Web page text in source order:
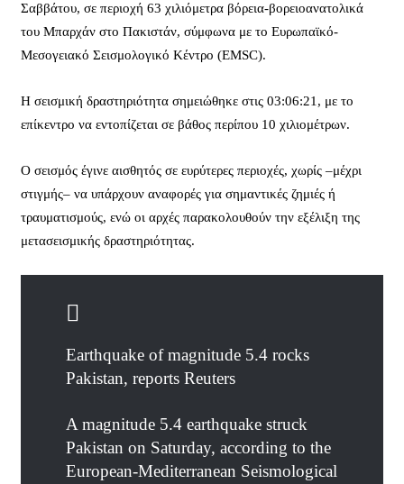
Σαββάτου, σε περιοχή 63 χιλιόμετρα βόρεια-βορειοανατολικά
του Μπαρχάν στο Πακιστάν, σύμφωνα με το Ευρωπαϊκό-
Μεσογειακό Σεισμολογικό Κέντρο (EMSC).
Η σεισμική δραστηριότητα σημειώθηκε στις 03:06:21, με το
επίκεντρο να εντοπίζεται σε βάθος περίπου 10 χιλιομέτρων.
Ο σεισμός έγινε αισθητός σε ευρύτερες περιοχές, χωρίς –μέχρι
στιγμής– να υπάρχουν αναφορές για σημαντικές ζημιές ή
τραυματισμούς, ενώ οι αρχές παρακολουθούν την εξέλιξη της
μετασεισμικής δραστηριότητας.
Earthquake of magnitude 5.4 rocks
Pakistan, reports Reuters
A magnitude 5.4 earthquake struck
Pakistan on Saturday, according to the
European-Mediterranean Seismological